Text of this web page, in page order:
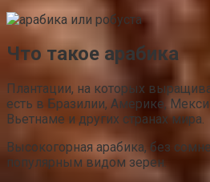
Что такое арабика
Плантации, на которых
есть в Бразилии, Америке,
Вьетнаме и других странах мира.
Высокогорная арабика, без
популярным видом зерен.